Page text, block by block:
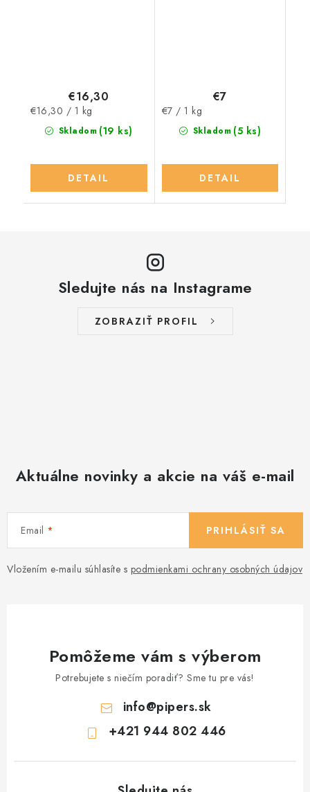
Skladom (19 ks)
€16,30
Jednotková
cena:
€16,30 / 1 kg
DETAIL
Skladom (5 ks)
€7
Jednotková
cena:
€7 / 1 kg
DETAIL
Sledujte nás na Instagrame
ZOBRAZIŤ PROFIL
Aktuálne novinky a akcie na váš e-mail
Email
Vložením e-mailu súhlasíte s podmienkami ochrany osobných údajov
PRIHLÁSIŤ SA
Pomôžeme vám s výberom
Potrebujete s niečím poradiť? Sme tu pre vás!
info@pipers.sk
+421 944 802 446